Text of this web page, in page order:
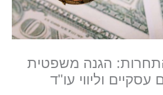
הגנה משפטית
וליווי עו"ד